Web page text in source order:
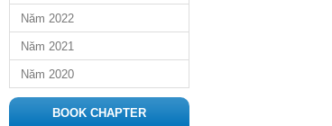
Năm 2022
Năm 2021
Năm 2020
BOOK CHAPTER